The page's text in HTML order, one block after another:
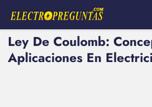
Ley De Coulomb:
Aplicaciones En